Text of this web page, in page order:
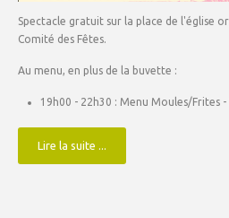
Spectacle gratuit sur la place de l'église
Comité des Fêtes.
Au menu, en plus de la buvette :
19h00 - 22h30 : Menu Moules/Frites -
Lire la suite ...